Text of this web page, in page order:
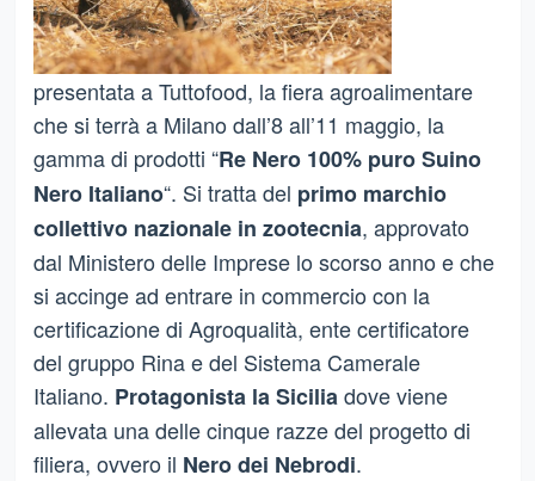
presentata a Tuttofood, la fiera agroalimentare
che si terrà a Milano dall’8 all’11 maggio, la
gamma di prodotti “Re Nero 100% puro Suino
Nero Italiano“. Si tratta del primo marchio
collettivo nazionale in zootecnia, approvato
dal Ministero delle Imprese lo scorso anno e che
si accinge ad entrare in commercio con la
certificazione di Agroqualità, ente certificatore
del gruppo Rina e del Sistema Camerale
Italiano. Protagonista la Sicilia dove viene
allevata una delle cinque razze del progetto di
filiera, ovvero il Nero dei Nebrodi.